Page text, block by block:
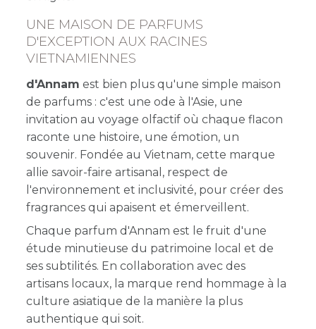
UNE MAISON DE PARFUMS
D'EXCEPTION AUX RACINES
VIETNAMIENNES
d'Annam est bien plus qu'une simple maison
de parfums : c'est une ode à l'Asie, une
invitation au voyage olfactif où chaque flacon
raconte une histoire, une émotion, un
souvenir. Fondée au Vietnam, cette marque
allie savoir-faire artisanal, respect de
l'environnement et inclusivité, pour créer des
fragrances qui apaisent et émerveillent.
Chaque parfum d'Annam est le fruit d'une
étude minutieuse du patrimoine local et de
ses subtilités. En collaboration avec des
artisans locaux, la marque rend hommage à la
culture asiatique de la manière la plus
authentique qui soit.